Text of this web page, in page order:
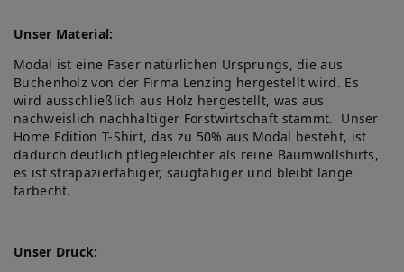
Unser Material:
Modal ist eine Faser natürlichen Ursprungs, die aus
Buchenholz von der Firma Lenzing hergestellt wird. Es
wird ausschließlich aus Holz hergestellt, was aus
nachweislich nachhaltiger Forstwirtschaft stammt. Unser
Home Edition T-Shirt, das zu 50% aus Modal besteht, ist
dadurch deutlich pflegeleichter als reine Baumwollshirts,
es ist strapazierfähiger, saugfähiger und bleibt lange
farbecht.
Unser Druck: